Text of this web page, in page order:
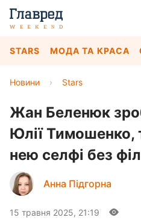
STARS МОДА ТА КРАСА
Новини › Stars
Жан Беленюк
Юлії Тимошенко,
нею селфі без
Анна Підгорна
15 травня 2025, 21:19